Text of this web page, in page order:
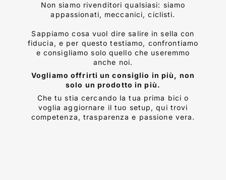
Non siamo rivenditori qualsiasi: siamo
appassionati, meccanici, ciclisti.
Sappiamo cosa vuol dire salire in sella con
fiducia, e per questo testiamo, confrontiamo
e consigliamo solo quello che useremmo
anche noi.
Vogliamo offrirti un consiglio in più, non
solo un prodotto in più.
Che tu stia cercando la tua prima bici o
voglia aggiornare il tuo setup, qui trovi
competenza, trasparenza e passione vera.